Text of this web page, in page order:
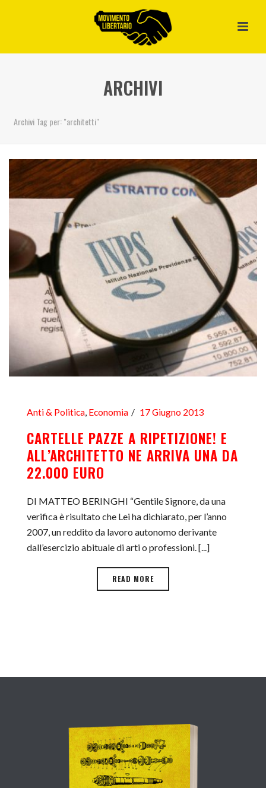
ARCHIVI
Archivi Tag per: "architetti"
Anti & Politica, Economia 17 Giugno 2013
CARTELLE PAZZE A RIPETIZIONE! E
ALL’ARCHITETTO NE ARRIVA UNA DA
22.000 EURO
DI MATTEO BERINGHI “Gentile Signore, da una
verifica è risultato che Lei ha dichiarato, per l’anno
2007, un reddito da lavoro autonomo derivante
dall’esercizio abituale di arti o professioni. [...]
READ MORE